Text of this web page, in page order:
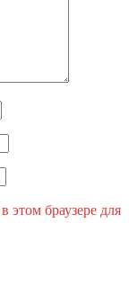
этом браузере для